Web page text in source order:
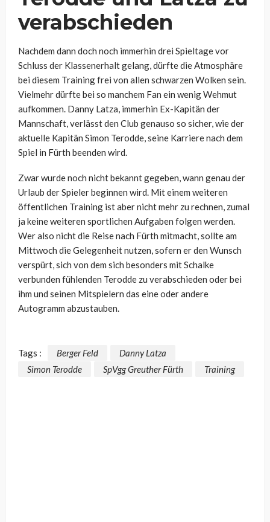
verabschieden
Nachdem dann doch noch immerhin drei Spieltage vor
Schluss der Klassenerhalt gelang, dürfte die Atmosphäre
bei diesem Training frei von allen schwarzen Wolken sein.
Vielmehr dürfte bei so manchem Fan ein wenig Wehmut
aufkommen. Danny Latza, immerhin Ex-Kapitän der
Mannschaft, verlässt den Club genauso so sicher, wie der
aktuelle Kapitän Simon Terodde, seine Karriere nach dem
Spiel in Fürth beenden wird.
Zwar wurde noch nicht bekannt gegeben, wann genau der
Urlaub der Spieler beginnen wird. Mit einem weiteren
öffentlichen Training ist aber nicht mehr zu rechnen, zumal
ja keine weiteren sportlichen Aufgaben folgen werden.
Wer also nicht die Reise nach Fürth mitmacht, sollte am
Mittwoch die Gelegenheit nutzen, sofern er den Wunsch
verspürt, sich von dem sich besonders mit Schalke
verbunden fühlenden Terodde zu verabschieden oder bei
ihm und seinen Mitspielern das eine oder andere
Autogramm abzustauben.
Tags : Berger Feld
Danny Latza
Simon Terodde
SpVgg Greuther Fürth Training